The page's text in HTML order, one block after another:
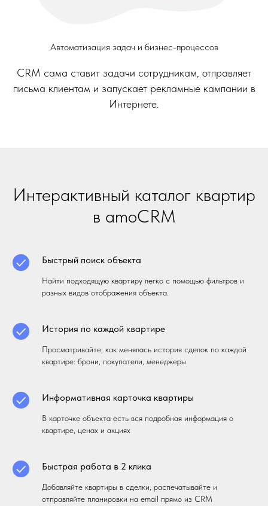
Автоматизация задач и бизнес-процессов
CRM сама ставит задачи сотрудникам, отправляет
письма клиентам и запускает рекламные кампании в
Интернете.
Интерактивный каталог квартир
в amoCRM
Быстрый поиск объекта
Найти подходящую квартиру легко с помощью фильтров и
разных видов отображения объекта.
История по каждой квартире
Просматривайте, как менялась история сделок по каждой
квартире: брони, покупатели, менеджеры
Информативная карточка квартиры
В карточке объекта есть вся подробная информация о
квартире, ценах и акциях
Быстрая работа в 2 клика
Добавляйте квартиры в сделки, распечатывайте и
отправляйте планировки на email прямо из CRM